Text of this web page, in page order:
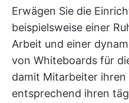
Erwägen Sie die
beispielsweise einer
Arbeit und einer
von Whiteboards für
damit Mitarbeiter
entsprechend ihren